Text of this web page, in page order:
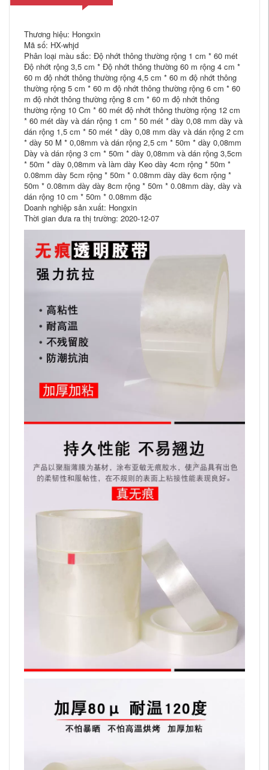
Thương hiệu: Hongxin
Mã số: HX-whjd
Phân loại màu sắc: Độ nhớt thông thường rộng 1 cm * 60 mét
Độ nhớt rộng 3,5 cm * Độ nhớt thông thường 60 m rộng 4 cm *
60 m độ nhớt thông thường rộng 4,5 cm * 60 m độ nhớt thông
thường rộng 5 cm * 60 m độ nhớt thông thường rộng 6 cm * 60
m độ nhớt thông thường rộng 8 cm * 60 m độ nhớt thông
thường rộng 10 Cm * 60 mét độ nhớt thông thường rộng 12 cm
* 60 mét dày và dán rộng 1 cm * 50 mét * dày 0,08 mm dày và
dán rộng 1,5 cm * 50 mét * dày 0,08 mm dày và dán rộng 2 cm
* dày 50 M * 0,08mm và dán rộng 2,5 cm * 50m * dày 0,08mm
Dày và dán rộng 3 cm * 50m * dày 0,08mm và dán rộng 3,5cm
* 50m * dày 0,08mm và làm dày Keo dày 4cm rộng * 50m *
0.08mm dày 5cm rộng * 50m * 0.08mm dày dày 6cm rộng *
50m * 0.08mm dày dày 8cm rộng * 50m * 0.08mm dày, dày và
dán rộng 10 cm * 50m * 0.08mm đặc
Doanh nghiệp sản xuất: Hongxin
Thời gian đưa ra thị trường: 2020-12-07